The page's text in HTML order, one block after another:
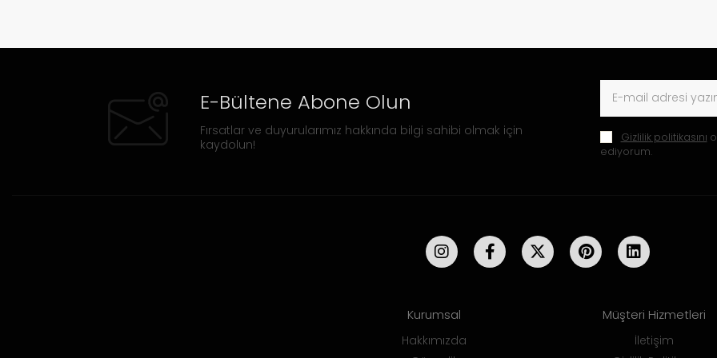
E-Bültene Abone Olun
Fırsatlar ve duyurularımız hakkında bilgi sahibi olmak için
kaydolun!
Gizlilik politikasını
ediyorum.
Kurumsal
Hakkımızda
Müşteri Hizmetleri
İletişim